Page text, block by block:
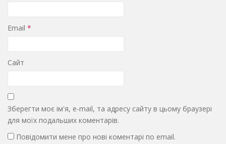
Email *
Сайт
Зберегти моє ім'я, e-mail, та адресу сайту в цьому браузері
для моїх подальших коментарів.
Повідомити мене про нові коментарі по email.